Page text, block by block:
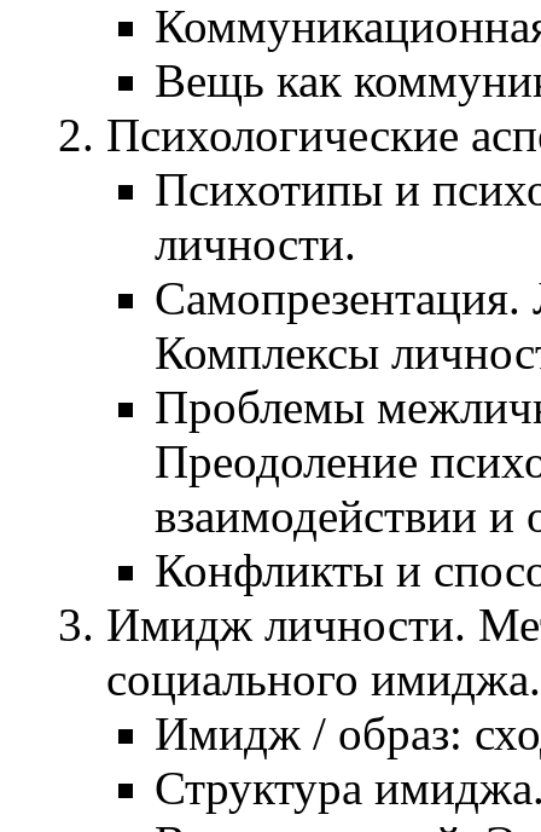
Вещь как
Психологические
Психотипы и
личности.
Самопрезентация.
Комплексы
Проблемы
Преодоление
взаимодействии
Конфликты и
Имидж личности.
социального имиджа.
Имидж / образ:
Структура